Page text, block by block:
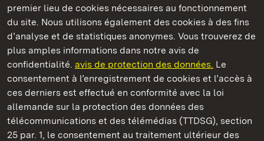
premier lieu de cookies nécessaires au fonctionnement
du site. Nous utilisons également des cookies à des fins
d’analyse et de statistiques anonymes. Vous trouverez de
plus amples informations dans notre avis de
confidentialité. avis de protection des données. Le
consentement à l’enregistrement de cookies et l’accès à
ces derniers est effectué en conformité avec la loi
allemande sur la protection des données des
télécommunications et des télémédias (TTDSG), section
25 par. 1, le consentement au traitement ultérieur des
Château résidentiel de Ludwigsburg
Châteaux et jardins publics du Bade-Wurtemberg
Contact et informationsFAQ et réponsesMentions légales
Protection des données